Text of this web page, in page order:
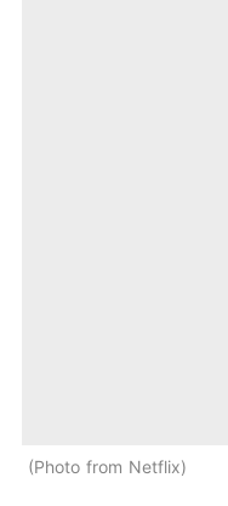
Photo from Netflix